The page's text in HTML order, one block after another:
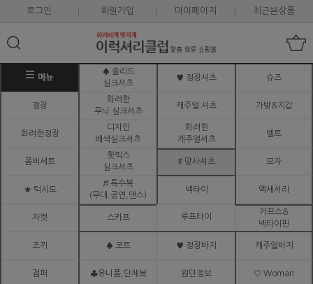
로그인 회원가입 마이페이지 최근본상품
메뉴
♠ 솔리드
실크셔츠
♥ 정장셔츠 슈즈
정장
화려한
무늬 실크셔츠
캐주얼 셔츠 가방&지갑
화려한정장
디자인
배색실크셔츠
화려한
캐주얼셔츠
벨트
콤비세트
핫픽스
실크셔츠
# 망사셔츠 모자
★ 턱시도
♬ 특수복
(무대.공연,댄스)
넥타이 액세서리
자켓 스카프 루프타이
커프스&
넥타이핀
조끼 ♠ 코트 ♥ 정장바지 캐주얼바지
점퍼 ♣유니폼,단체복 원단정보 ♡ Woman